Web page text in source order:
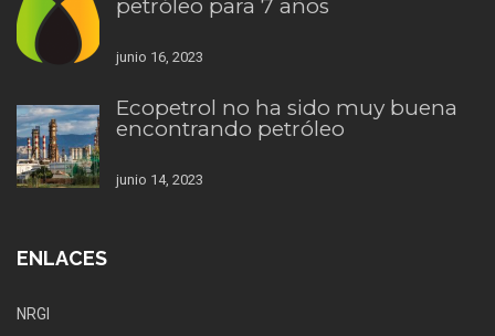
petróleo para 7 años
junio 16, 2023
Ecopetrol no ha sido muy buena
encontrando petróleo
junio 14, 2023
ENLACES
NRGI